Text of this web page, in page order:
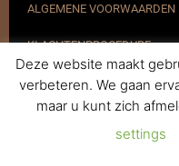
ALGEMENE VOORWAARDEN
KLACHTENPROCEDURE
VERZENDEN &
Deze website maakt
verbeteren. We gaan
maar u kunt zich
settings